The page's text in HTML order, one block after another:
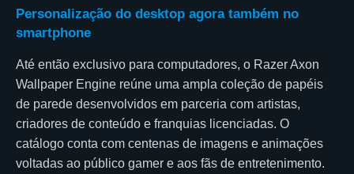
Personalização do desktop agora também no
smartphone
Até então exclusivo para computadores, o Razer Axon
Wallpaper Engine reúne uma ampla coleção de papéis
de parede desenvolvidos em parceria com artistas,
criadores de conteúdo e franquias licenciadas. O
catálogo conta com centenas de imagens e animações
voltadas ao público gamer e aos fãs de entretenimento.